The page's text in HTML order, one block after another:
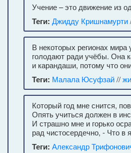
Учение – это движение из
Теги: Джидду Кришнамурти
В некоторых регионах
голодают ради учёбы. Она
и карандаши, потому что
Теги: Малала Юсуфзай//
Который год мне снится,
Опять учиться должен в
И страшно мне и горько
рад чистосердечно, - Что в
Теги: Александр